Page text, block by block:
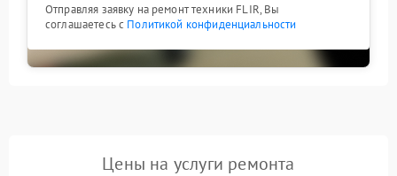
Отправляя заявку на ремонт техники FLIR, Вы
соглашаетесь с Политикой конфиденциальности
Цены на услуги ремонта